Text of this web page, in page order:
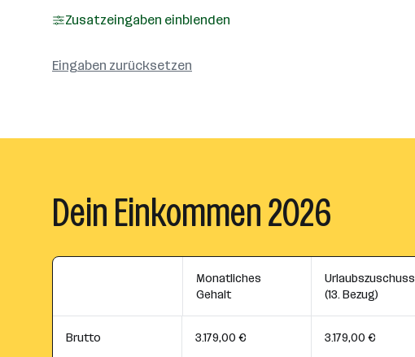
Zusatzeingaben einblenden
Eingaben zurücksetzen
Dein Einkommen 2026
Monatliches
Gehalt
Urlaubszuschuss
(13. Bezug)
Brutto 3.179,00 € 3.179,00 €